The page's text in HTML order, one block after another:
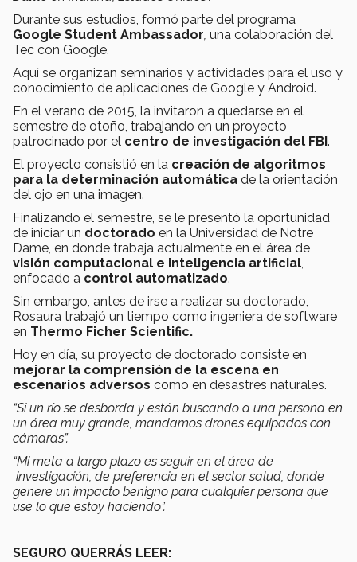
Durante sus estudios, formó parte del programa
Google Student Ambassador, una colaboración del
Tec con Google.
Aquí se organizan seminarios y actividades para el uso y
conocimiento de aplicaciones de Google y Android.
En el verano de 2015, la invitaron a quedarse en el
semestre de otoño, trabajando en un proyecto
patrocinado por el centro de investigación del FBI .
El proyecto consistió en la creación de algoritmos
para la determinación automática de la orientación
del ojo en una imagen.
Finalizando el semestre, se le presentó la oportunidad
de iniciar un doctorado en la Universidad de Notre
Dame, en donde trabaja actualmente en el área de
visión computacional e inteligencia artificial,
enfocado a control automatizado.
Sin embargo, antes de irse a realizar su doctorado,
Rosaura trabajó un tiempo como ingeniera de software
en Thermo Ficher Scientific.
Hoy en día, su proyecto de doctorado consiste en
mejorar la comprensión de la escena en
escenarios adversos como en desastres naturales.
“Si un río se desborda y están buscando a una persona en
un área muy grande, mandamos drones equipados con
cámaras”.
“Mi meta a largo plazo es seguir en el área de
investigación, de preferencia en el sector salud, donde
genere un impacto benigno para cualquier persona que
use lo que estoy haciendo”.
SEGURO QUERRÁS LEER: